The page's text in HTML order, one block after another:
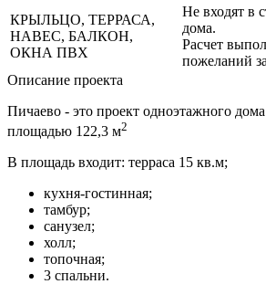
КРЫЛЬЦО, ТЕРРАСА,
НАВЕС, БАЛКОН,
ОКНА ПВХ
Не входят в
дома.
Расчет
пожеланий
Описание проекта
Пичаево - это проект одноэтажного
площадью 122,3 м2
В площадь входит: терраса 15 кв.м;
кухня-гостинная;
тамбур;
санузел;
холл;
топочная;
3 спальни.